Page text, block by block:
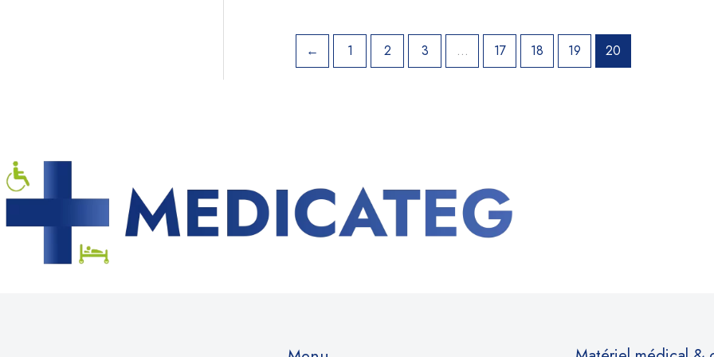
← 1 2 3 … 17 18 19 20